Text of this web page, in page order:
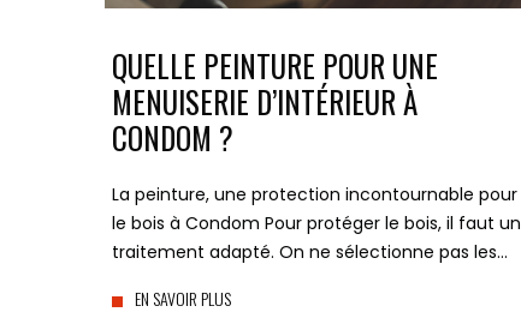
QUELLE PEINTURE POUR UNE
MENUISERIE D’INTÉRIEUR À
CONDOM ?
La peinture, une protection incontournable pour
le bois à Condom Pour protéger le bois, il faut un
traitement adapté. On ne sélectionne pas les…
EN SAVOIR PLUS